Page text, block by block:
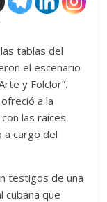
tablas del
el escenario
y Folclor”.
a la
las raíces
a cargo del
testigos de una
cubana que